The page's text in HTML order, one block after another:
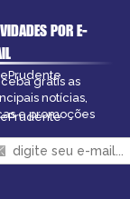
POR E-
grátis as
notícias,
e promoções